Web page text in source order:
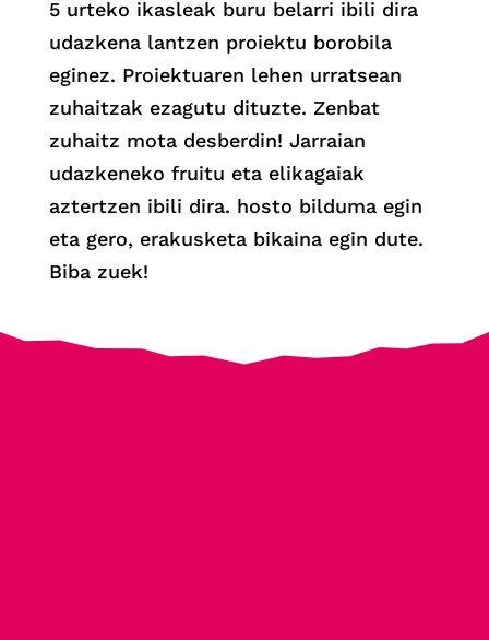
5 urteko ikasleak buru belarri ibili dira
udazkena lantzen proiektu borobila
eginez. Proiektuaren lehen urratsean
zuhaitzak ezagutu dituzte. Zenbat
zuhaitz mota desberdin! Jarraian
udazkeneko fruitu eta elikagaiak
aztertzen ibili dira. hosto bilduma egin
eta gero, erakusketa bikaina egin dute.
Biba zuek!